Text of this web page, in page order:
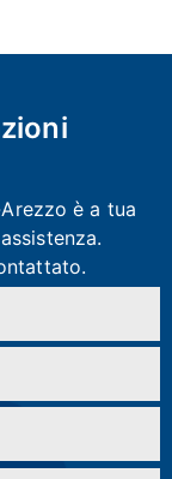
Arezzoè a tua